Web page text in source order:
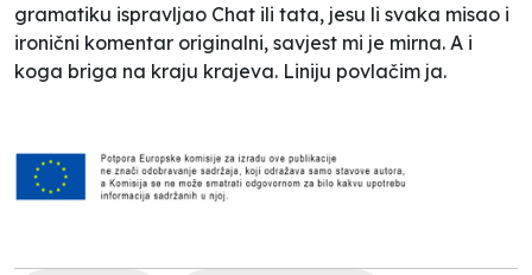
gramatiku ispravljao Chat ili tata, jesu li svaka misao i
ironični komentar originalni, savjest mi je mirna. A i
koga briga na kraju krajeva. Liniju povlačim ja.